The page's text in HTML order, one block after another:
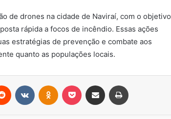
de drones na cidade de Naviraí, com o objetivo
rápida a focos de incêndio. Essas ações
estratégias de prevenção e combate aos
quanto as populações locais.
Reddit Pocket Compartilhar via e-mail